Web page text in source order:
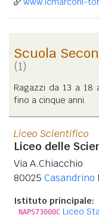
Scuola
(1)
Ragazzi da 13 a
fino a cinque anni.
Liceo Scientifico
Liceo delle
Via A.Chiacchio
80025 Casandrino
Istituto principale:
NAPS73000C Liceo